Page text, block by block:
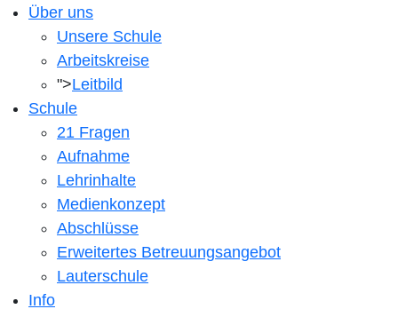
Über uns
Unsere Schule
Arbeitskreise
">Leitbild
Schule
21 Fragen
Aufnahme
Lehrinhalte
Medienkonzept
Abschlüsse
Erweitertes Betreuungsangebot
Lauterschule
Info